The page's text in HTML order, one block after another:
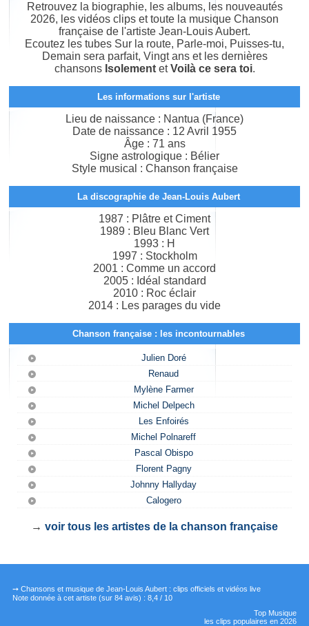
Retrouvez la biographie, les albums, les nouveautés
2026, les vidéos clips et toute la musique Chanson
française de l'artiste Jean-Louis Aubert.
Ecoutez les tubes Sur la route, Parle-moi, Puisses-tu,
Demain sera parfait, Vingt ans et les dernières
chansons IsolementetVoilà ce sera toi.
Les informations sur l'artiste
Lieu de naissance : Nantua (France)
Date de naissance : 12 Avril 1955
Âge : 71 ans
Signe astrologique : Bélier
Style musical : Chanson française
La discographie de Jean-Louis Aubert
1987 : Plâtre et Ciment
1989 : Bleu Blanc Vert
1993 : H
1997 : Stockholm
2001 : Comme un accord
2005 : Idéal standard
2010 : Roc éclair
2014 : Les parages du vide
Chanson française : les incontournables
Julien Doré
Renaud
Mylène Farmer
Michel Delpech
Les Enfoirés
Michel Polnareff
Pascal Obispo
Florent Pagny
Johnny Hallyday
Calogero
→ voir tous les artistes de la chanson française
➙ Chansons et musique de Jean-Louis Aubert : clips officiels et vidéos live
Note donnée à cet artiste(sur 84avis) : 8,4/ 10
Top Musique
les clips populaires en 2026